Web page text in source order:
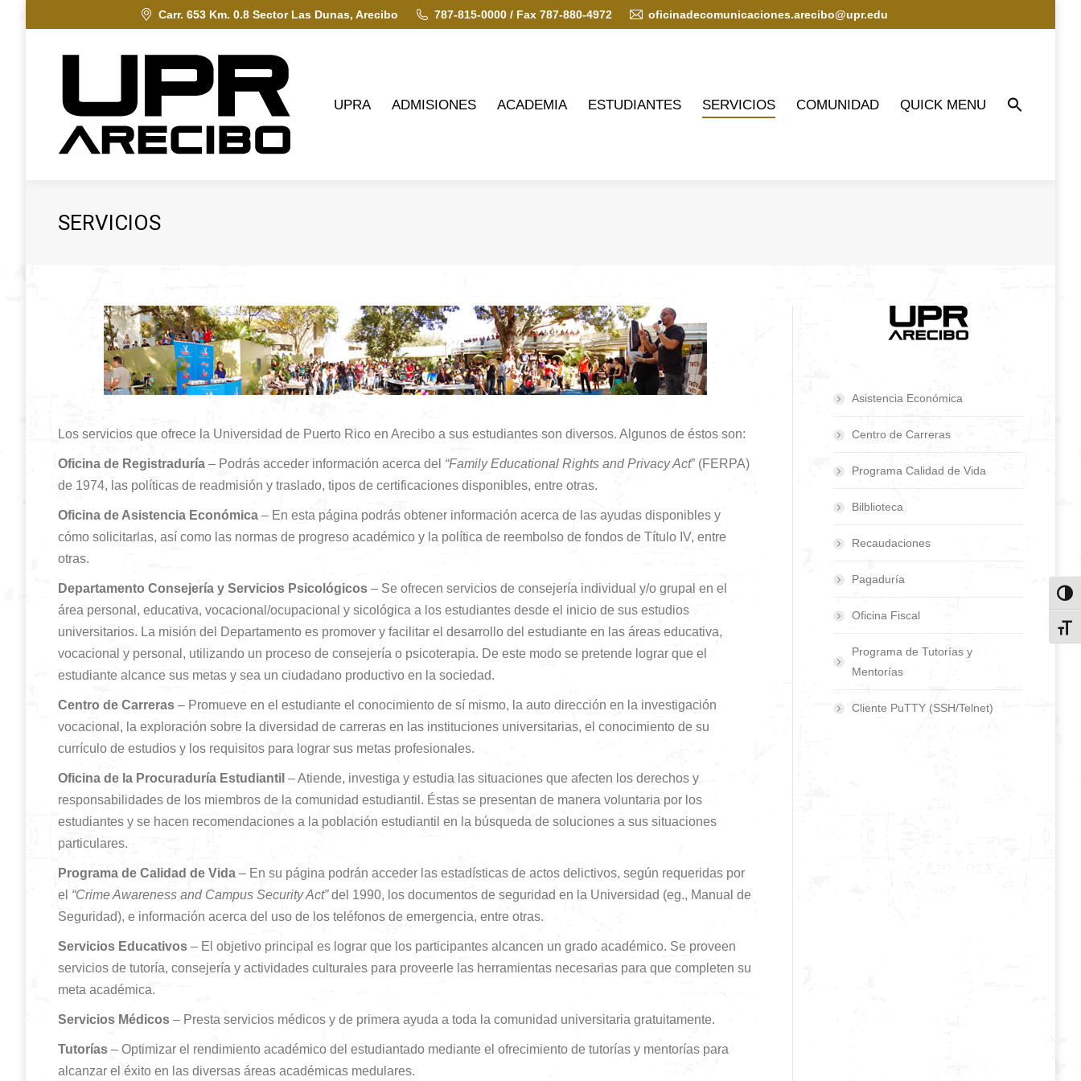
Carr. 653 Km. 0.8 Sector Las Dunas, Arecibo 787-815-0000 / Fax 787-880-4972 oficinadecomunicaciones.arecibo@upr.edu
UPRA ADMISIONES ACADEMIA ESTUDIANTES SERVICIOS COMUNIDAD QUICK MENU
SERVICIOS
Los servicios que ofrece la Universidad de Puerto Rico en Arecibo a sus estudiantes son diversos. Algunos de éstos son:
Oficina de Registraduría – Podrás acceder información acerca del “Family Educational Rights and Privacy Act” (FERPA)
de 1974, las políticas de readmisión y traslado, tipos de certificaciones disponibles, entre otras.
Oficina de Asistencia Económica – En esta página podrás obtener información acerca de las ayudas disponibles y
cómo solicitarlas, así como las normas de progreso académico y la política de reembolso de fondos de Título IV, entre
otras.
Departamento Consejería y Servicios Psicológicos – Se ofrecen servicios de consejería individual y/o grupal en el
área personal, educativa, vocacional/ocupacional y sicológica a los estudiantes desde el inicio de sus estudios
universitarios. La misión del Departamento es promover y facilitar el desarrollo del estudiante en las áreas educativa,
vocacional y personal, utilizando un proceso de consejería o psicoterapia. De este modo se pretende lograr que el
estudiante alcance sus metas y sea un ciudadano productivo en la sociedad.
Centro de Carreras – Promueve en el estudiante el conocimiento de sí mismo, la auto dirección en la investigación
vocacional, la exploración sobre la diversidad de carreras en las instituciones universitarias, el conocimiento de su
currículo de estudios y los requisitos para lograr sus metas profesionales.
Oficina de la Procuraduría Estudiantil – Atiende, investiga y estudia las situaciones que afecten los derechos y
responsabilidades de los miembros de la comunidad estudiantil. Éstas se presentan de manera voluntaria por los
estudiantes y se hacen recomendaciones a la población estudiantil en la búsqueda de soluciones a sus situaciones
particulares.
Programa de Calidad de Vida – En su página podrán acceder las estadísticas de actos delictivos, según requeridas por
el “Crime Awareness and Campus Security Act”del 1990, los documentos de seguridad en la Universidad (eg., Manual de
Seguridad), e información acerca del uso de los teléfonos de emergencia, entre otras.
Servicios Educativos – El objetivo principal es lograr que los participantes alcancen un grado académico. Se proveen
servicios de tutoría, consejería y actividades culturales para proveerle las herramientas necesarias para que completen su
meta académica.
Servicios Médicos – Presta servicios médicos y de primera ayuda a toda la comunidad universitaria gratuitamente.
Tutorías – Optimizar el rendimiento académico del estudiantado mediante el ofrecimiento de tutorías y mentorías para
alcanzar el éxito en las diversas áreas académicas medulares.
Asistencia Económica
Centro de Carreras
Programa Calidad de Vida
Bilblioteca
Recaudaciones
Pagaduría
Oficina Fiscal
Programa de Tutorías y
Mentorías
Cliente PuTTY (SSH/Telnet)
ADMISIONES ESTUDIANTES COMUNIDAD